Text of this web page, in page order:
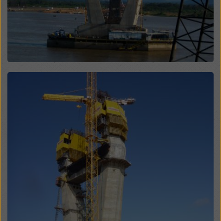
Open
odgovarajućih polja za potvrdu. Svoj pristanak možete
opozvati u bilo kom trenutku sa budućim dejstvom i
bez navođenja razloga klikom na
postavke kolačića na
dnu ovog veb sajta.
Više informacija o našim kolačićima možete pronaćiu
našoj politici privatnosti. Takođe vam nudimo opciju
odabira vaših kolačića (napredne postavke kolačića).